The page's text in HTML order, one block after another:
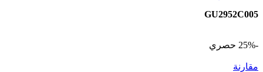
GU2952C005
-25% حصري
مقارنة